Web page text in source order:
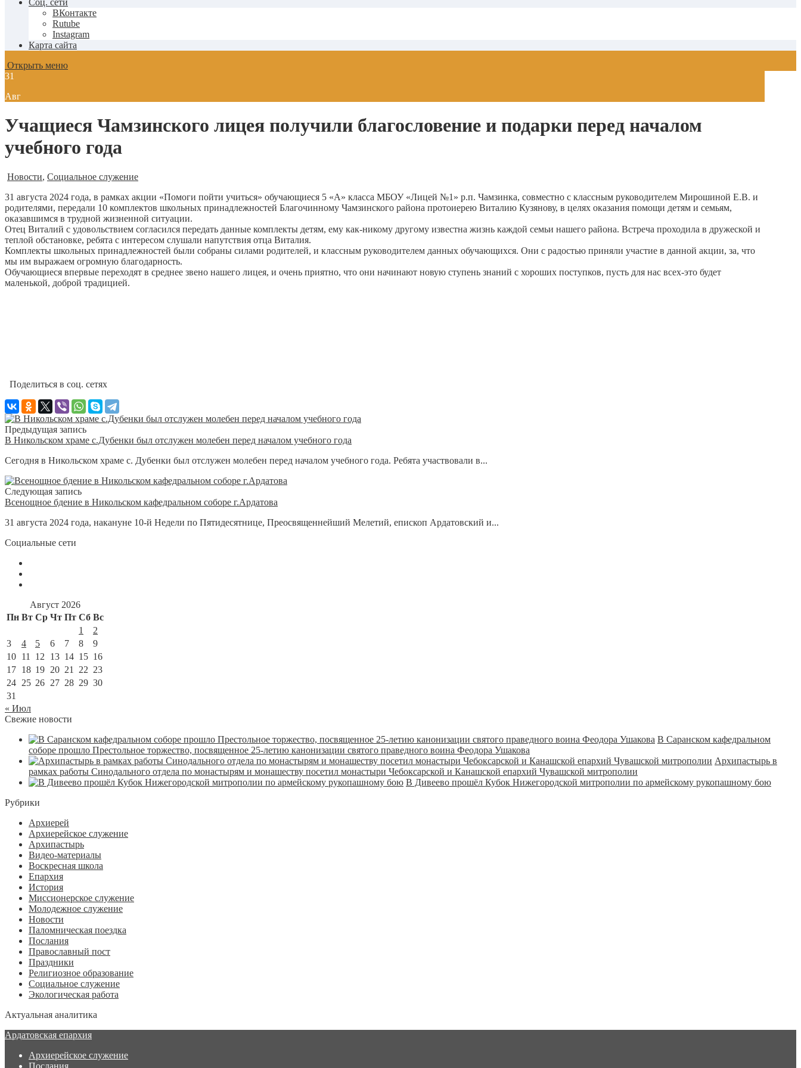
Соц. сети
ВКонтакте
Rutube
Instagram
Карта сайта
Открыть меню
31
Авг
Учащиеся Чамзинского лицея получили благословение и подарки перед началом
учебного года
Новости, Социальное служение
31 августа 2024 года, в рамках акции «Помоги пойти учиться» обучающиеся 5 «А» класса МБОУ «Лицей №1» р.п. Чамзинка, совместно с классным руководителем Мирошиной Е.В. и
родителями, передали 10 комплектов школьных принадлежностей Благочинному Чамзинского района протоиерею Виталию Кузянову, в целях оказания помощи детям и семьям,
оказавшимся в трудной жизненной ситуации.
Отец Виталий с удовольствием согласился передать данные комплекты детям, ему как-никому другому известна жизнь каждой семьи нашего района. Встреча проходила в дружеской и
теплой обстановке, ребята с интересом слушали напутствия отца Виталия.
Комплекты школьных принадлежностей были собраны силами родителей, и классным руководителем данных обучающихся. Они с радостью приняли участие в данной акции, за, что
мы им выражаем огромную благодарность.
Обучающиеся впервые переходят в среднее звено нашего лицея, и очень приятно, что они начинают новую ступень знаний с хороших поступков, пусть для нас всех-это будет
маленькой, доброй традицией.
Поделиться в соц. сетях
Предыдущая запись
В Никольском храме с.Дубенки был отслужен молебен перед началом учебного года
Сегодня в Никольском храме с. Дубенки был отслужен молебен перед началом учебного года. Ребята участвовали в...
Следующая запись
Всенощное бдение в Никольском кафедральном соборе г.Ардатова
31 августа 2024 года, накануне 10-й Недели по Пятидесятнице, Преосвященнейший Мелетий, епископ Ардатовский и...
Социальные сети
Август 2026
Пн Вт Ср Чт Пт Сб Вс
1
2
3
4 5 6 7 8
9
10 11 12 13 14 15 16
17 18 19 20 21 22 23
24 25 26 27 28 29 30
31
« Июл
Свежие новости
В Саранском кафедральном
соборе прошло Престольное торжество, посвященное 25-летию канонизации святого праведного воина Феодора Ушакова
Архипастырь в
рамках работы Синодального отдела по монастырям и монашеству посетил монастыри Чебоксарской и Канашской епархий Чувашской митрополии
В Дивеево прошёл Кубок Нижегородской митрополии по армейскому рукопашному бою
Рубрики
Архиерей
Архиерейское служение
Архипастырь
Видео-материалы
Воскресная школа
Епархия
История
Миссионерское служение
Молодежное служение
Новости
Паломническая поездка
Послания
Православный пост
Праздники
Религиозное образование
Социальное служение
Экологическая работа
Актуальная аналитика
Ардатовская епархия
Архиерейское служение
Послания